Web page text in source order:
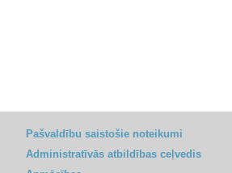
Pašvaldību saistošie noteikumi
Administratīvās atbildības ceļvedis